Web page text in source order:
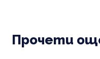
Прочети